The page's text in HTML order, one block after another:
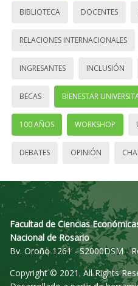
BIBLIOTECA DOCENTES
RELACIONES INTERNACIONALES
INGRESANTES INCLUSIÓN
BECAS BIENESTAR
100 AÑOS WORKSHOP
DEBATES OPINIÓN
Facultad de Ciencias
Nacional de Rosario
Bv. Oroño 1261 - S2000DSM -
Copyright © 2021. All Rights